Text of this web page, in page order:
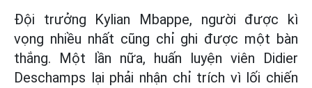
Đội trưởng Kylian Mbappe, người được kì
vọng nhiều nhất cũng chỉ ghi được một bàn
thắng. Một lần nữa, huấn luyện viên Didier
Deschamps lại phải nhận chỉ trích vì lối chiến